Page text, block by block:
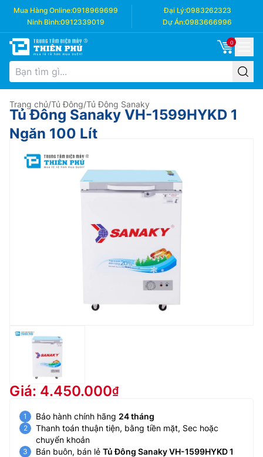
Mua Hàng Online:0918969699 Đại Lý:0983262323
Ninh Bình:0912339019 Dự Án:0983666996
0
Trang chủ/Tủ Đông/Tủ Đông Sanaky
Tủ Đông Sanaky VH-1599HYKD 1
Ngăn 100 Lít
Giá: 4.450.000
Bảo hành chính hãng 24 tháng
Thanh toán thuận tiện, bằng tiền mặt, Sec hoặc
chuyển khoản
Bán buôn, bán lẻ Tủ Đông Sanaky VH-1599HYKD 1